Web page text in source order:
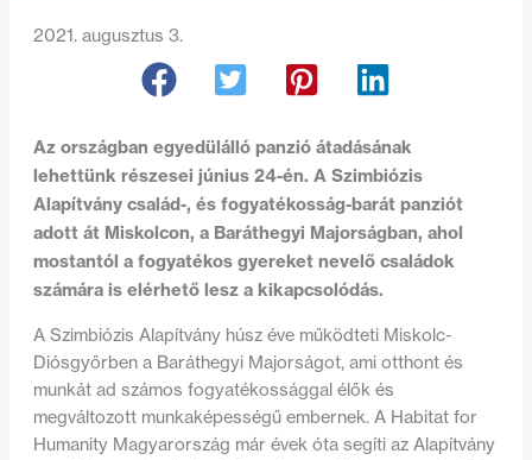
2021. augusztus 3.
Az országban egyedülálló panzió átadásának
lehettünk részesei június 24-én. A Szimbiózis
Alapítvány család-, és fogyatékosság-barát panziót
adott át Miskolcon, a Baráthegyi Majorságban, ahol
mostantól a fogyatékos gyereket nevelő családok
számára is elérhető lesz a kikapcsolódás.
A Szimbiózis Alapítvány húsz éve működteti Miskolc-
Diósgyőrben a Baráthegyi Majorságot, ami otthont és
munkát ad számos fogyatékossággal élők és
megváltozott munkaképességű embernek. A Habitat for
Humanity Magyarország már évek óta segíti az Alapítvány